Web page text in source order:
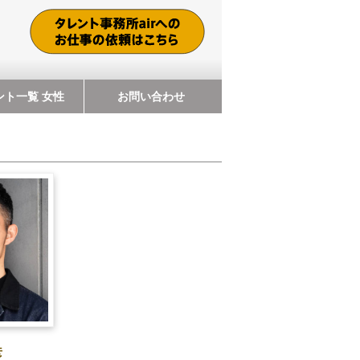
ト一覧 女性 お問い合わせ